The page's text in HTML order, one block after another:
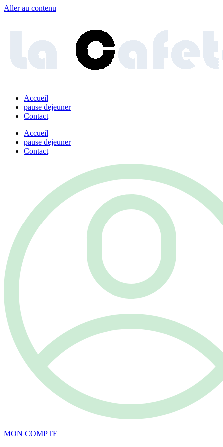
Aller au contenu
Accueil
pause dejeuner
Contact
Accueil
pause dejeuner
Contact
MON COMPTE